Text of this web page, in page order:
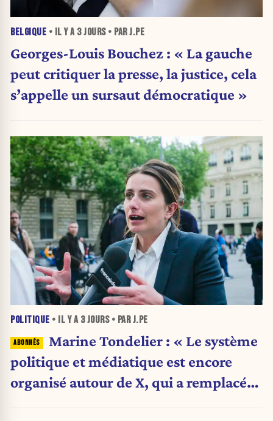
BELGIQUE • IL Y A 3 JOURS• PAR J.PE
Georges-Louis Bouchez : « La gauche
peut critiquer la presse, la justice, cela
s’appelle un sursaut démocratique »
POLITIQUE • IL Y A 3 JOURS• PAR J.PE
Marine Tondelier : « Le système
politique et médiatique est encore
organisé autour de X, qui a remplacé